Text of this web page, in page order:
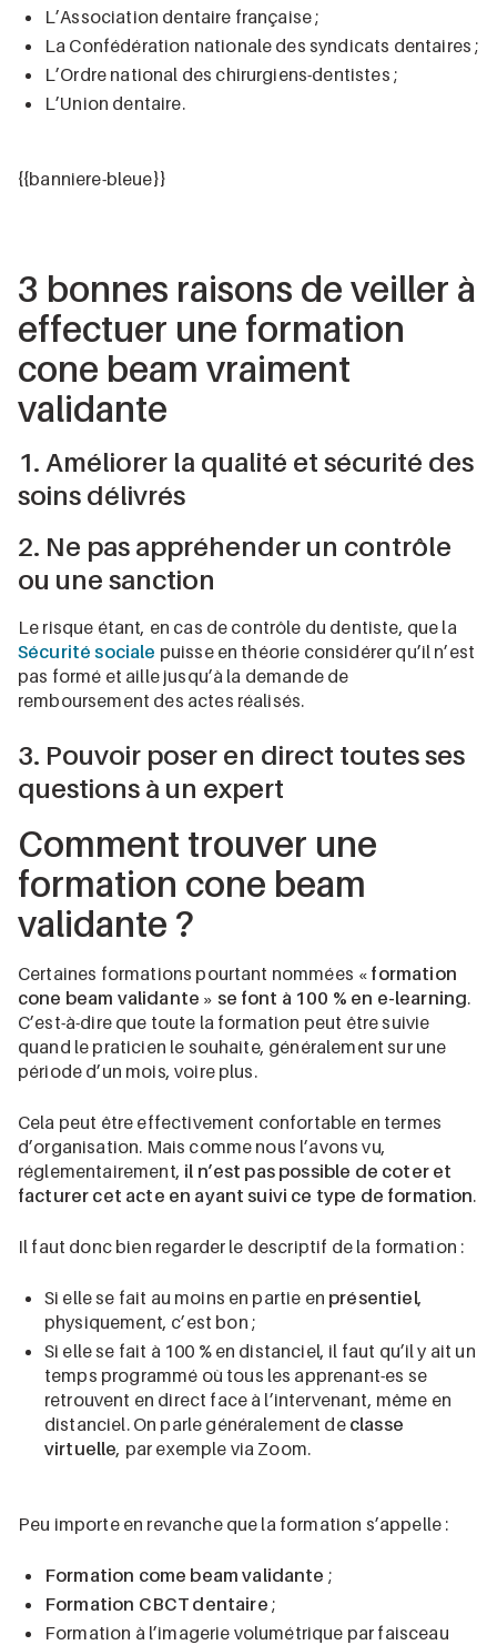
L’Association dentaire française ;
La Confédération nationale des syndicats dentaires ;
L’Ordre national des chirurgiens-dentistes ;
L’Union dentaire.
{{banniere-bleue}}
3 bonnes raisons de veiller à
effectuer une formation
cone beam vraiment
validante
1. Améliorer la qualité et sécurité des
soins délivrés
2. Ne pas appréhender un contrôle
ou une sanction
Le risque étant, en cas de contrôle du dentiste, que la
Sécurité sociale puisse en théorie considérer qu’il n’est
pas formé et aille jusqu’à la demande de
remboursement des actes réalisés.
3. Pouvoir poser en direct toutes ses
questions à un expert
Comment trouver une
formation cone beam
validante ?
Certaines formations pourtant nommées « formation
cone beam validante » se font à 100 % en e-learning.
C’est-à-dire que toute la formation peut être suivie
quand le praticien le souhaite, généralement sur une
période d’un mois, voire plus.
Cela peut être effectivement confortable en termes
d’organisation. Mais comme nous l’avons vu,
réglementairement, il n’est pas possible de coter et
facturer cet acte en ayant suivi ce type de formation.
Il faut donc bien regarder le descriptif de la formation :
Si elle se fait au moins en partie en présentiel,
physiquement, c’est bon ;
Si elle se fait à 100 % en distanciel, il faut qu’il y ait un
temps programmé où tous les apprenant-es se
retrouvent en direct face à l’intervenant, même en
distanciel. On parle généralement de classe
virtuelle, par exemple via Zoom.
Peu importe en revanche que la formation s’appelle :
Formation come beam validante ;
Formation CBCT dentaire ;
Formation à l’imagerie volumétrique par faisceau